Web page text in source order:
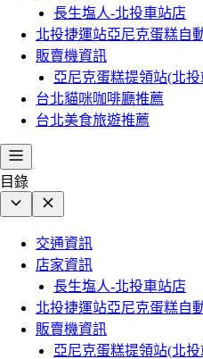
長生塩人-北投車站店
北投捷運站亞尼克蛋糕自
販賣機資訊
亞尼克蛋糕提領站(北投
台北貓咪咖啡廳推薦
台北美食旅遊推薦
目錄
交通資訊
店家資訊
長生塩人-北投車站店
北投捷運站亞尼克蛋糕自
販賣機資訊
亞尼克蛋糕提領站(北投